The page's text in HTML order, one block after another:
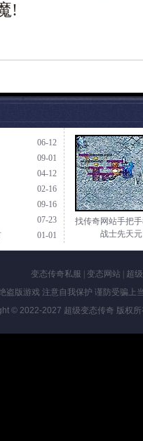
!
06-12
09-01
04-12
02-16
09-16
07-23
01-01
找传奇网站手把
战士先天
变态传奇私服 变态网站|
超
盗版游戏 注意自我保护 谨防受骗上
© 2022-2027 超级变态传奇 版权